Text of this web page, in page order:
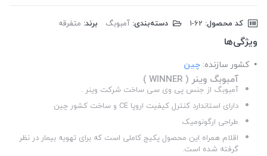
کد محصول: دسته‌بندی: آمبوبگ برند: متفرقه
ویژگی‌ها
کشور سازنده: چین
آمبوبگ وینر ( WINNER )
آمبوبگ از جنس پی وی سی ساخت شرکت وینر .
دارای استاندارد کنترل کیفیت اروپا CE و ساخت کشور چین
طراحی ارگونومیک
اقلام همراه این محصول پکیج کاملی است که برای تهویه بیمار در نظر
گرفته شده است.